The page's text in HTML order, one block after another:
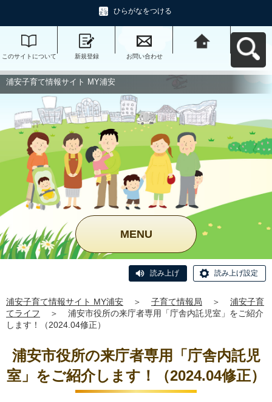
ひらがなをつける
このサイトについて 新規登録 お問い合わせ
浦安子育て情報サイト MY浦安
MENU
読み上げ 読み上げ設定
浦安子育て情報サイト MY浦安 ＞ 子育て情報局 ＞
浦安子育
てライフ
＞
浦安市役所の来庁者専用「庁舎内託児室」をご紹介
します！（2024.04修正）
浦安市役所の来庁者専用「庁舎内託児
室」をご紹介します！（2024.04修正）